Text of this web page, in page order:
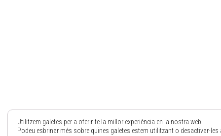
Utilitzem galetes per a oferir-te la millor experiència en la nostra web.
Podeu esbrinar més sobre quines galetes estem utilitzant o desactivar-les